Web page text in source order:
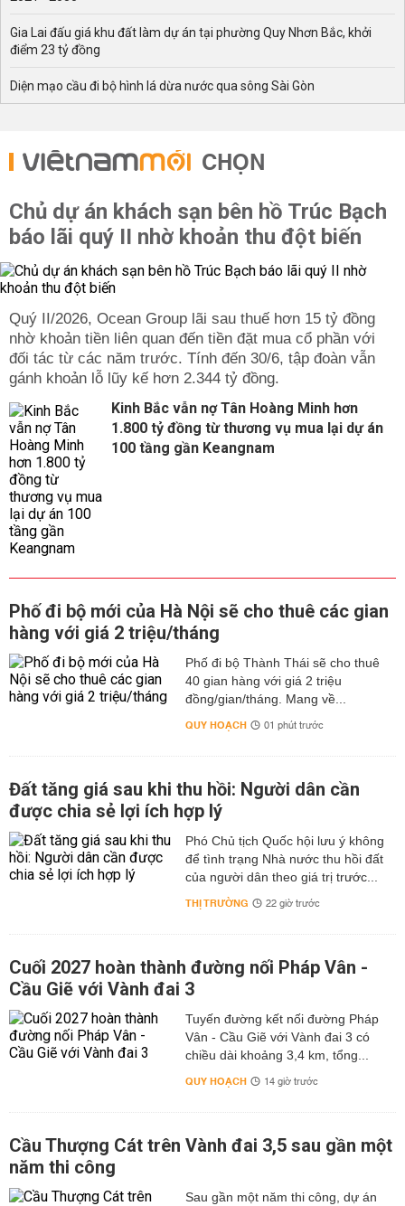
Gia Lai đấu giá khu đất làm dự án tại phường Quy Nhơn Bắc, khởi
điểm 23 tỷ đồng
Diện mạo cầu đi bộ hình lá dừa nước qua sông Sài Gòn
CHỌN
Chủ dự án khách sạn bên hồ Trúc Bạch
báo lãi quý II nhờ khoản thu đột biến
Quý II/2026, Ocean Group lãi sau thuế hơn 15 tỷ đồng
nhờ khoản tiền liên quan đến tiền đặt mua cổ phần với
đối tác từ các năm trước. Tính đến 30/6, tập đoàn vẫn
gánh khoản lỗ lũy kế hơn 2.344 tỷ đồng.
Kinh Bắc vẫn nợ Tân Hoàng Minh hơn
1.800 tỷ đồng từ thương vụ mua lại dự án
100 tầng gần Keangnam
Phố đi bộ mới của Hà Nội sẽ cho thuê các gian
hàng với giá 2 triệu/tháng
Phố đi bộ Thành Thái sẽ cho thuê
40 gian hàng với giá 2 triệu
đồng/gian/tháng. Mang về...
QUY HOẠCH 01 phút trước
Đất tăng giá sau khi thu hồi: Người dân cần
được chia sẻ lợi ích hợp lý
Phó Chủ tịch Quốc hội lưu ý không
để tình trạng Nhà nước thu hồi đất
của người dân theo giá trị trước...
THỊ TRƯỜNG 22 giờ trước
Cuối 2027 hoàn thành đường nối Pháp Vân -
Cầu Giẽ với Vành đai 3
Tuyến đường kết nối đường Pháp
Vân - Cầu Giẽ với Vành đai 3 có
chiều dài khoảng 3,4 km, tổng...
QUY HOẠCH 14 giờ trước
Cầu Thượng Cát trên Vành đai 3,5 sau gần một
năm thi công
Sau gần một năm thi công, dự án